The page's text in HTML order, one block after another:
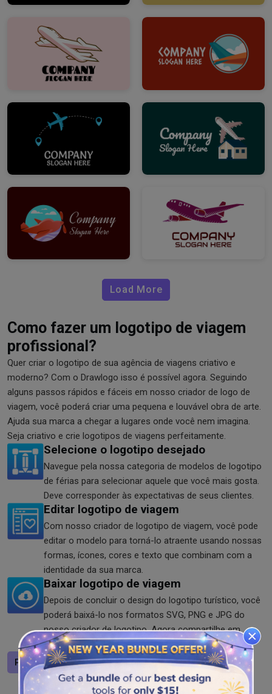
Load More
Como fazer um logotipo de viagem
profissional?
Quer criar o logotipo de sua agência de viagens criativo e
moderno? Com o Drawlogo isso é possível agora. Seguindo
alguns passos rápidos e fáceis em nosso criador de logo de
viagem, você poderá criar uma pequena e louvável obra de arte.
Ajuda sua marca a chegar a lugares onde você nem imagina.
Seja criativo e crie logotipos de viagens perfeitamente.
Selecione o logotipo desejado
Navegue pela nossa categoria de modelos de logotipo
de férias para selecionar aquele que você mais gosta.
Deve corresponder às expectativas de seus clientes.
Editar logotipo de viagem
Com nosso criador de logotipo de viagem, você pode
editar o modelo para torná-lo atraente usando nossas
formas, ícones, cores e texto que combinam com a
identidade da sua marca.
Baixar logotipo de viagem
Depois de concluir o design do logotipo turístico, você
poderá baixá-lo nos formatos SVG, PNG e JPG do
nosso criador de logotipo. Agora compartilhe em
qualquer lugar!
Projete um logotipo